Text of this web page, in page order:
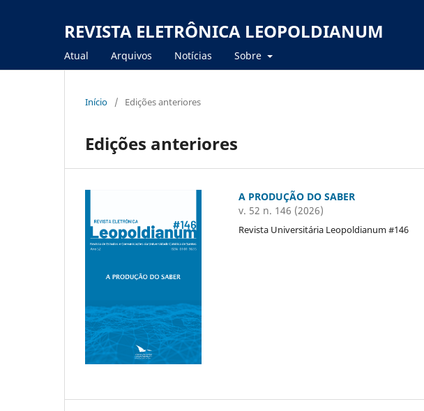
REVISTA ELETRÔNICA LEOPOLDIANUM
Atual Arquivos Notícias Sobre
Início / Edições anteriores
Edições anteriores
A PRODUÇÃO DO SABER
v. 52 n. 146 (2026)
Revista Universitária Leopoldianum #146